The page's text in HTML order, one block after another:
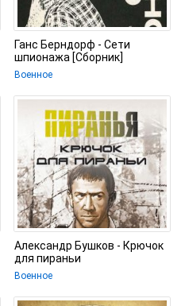
Ганс Берндорф - Сети
шпионажа [Сборник]
Военное
Александр Бушков - Крючок
для пираньи
Военное